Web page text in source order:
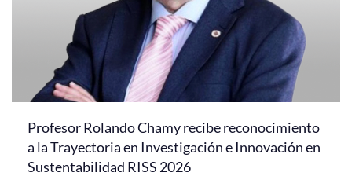
Profesor Rolando Chamy recibe reconocimiento
a la Trayectoria en Investigación e Innovación en
Sustentabilidad RISS 2026